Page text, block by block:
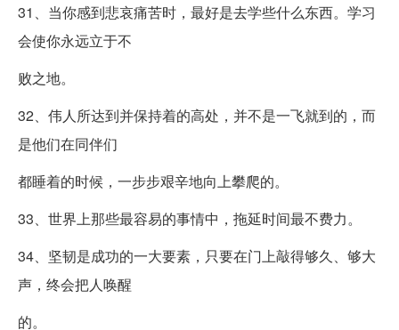
31、当你感到悲哀痛苦时，最好是去学些什么东西。学习
会使你永远立于不
败之地。
32、伟人所达到并保持着的高处，并不是一飞就到的，而
是他们在同伴们
都睡着的时候，一步步艰辛地向上攀爬的。
33、世界上那些最容易的事情中，拖延时间最不费力。
34、坚韧是成功的一大要素，只要在门上敲得够久、够大
声，终会把人唤醒
的。